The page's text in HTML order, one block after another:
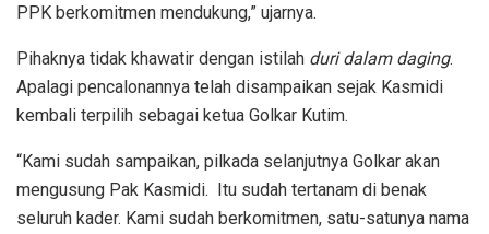
PPK berkomitmen mendukung,” ujarnya.
Pihaknya tidak khawatir dengan istilah duri dalam daging.
Apalagi pencalonannya telah disampaikan sejak Kasmidi
kembali terpilih sebagai ketua Golkar Kutim.
“Kami sudah sampaikan, pilkada selanjutnya Golkar akan
mengusung Pak Kasmidi. Itu sudah tertanam di benak
seluruh kader. Kami sudah berkomitmen, satu-satunya nama